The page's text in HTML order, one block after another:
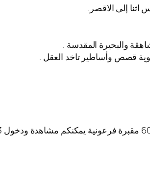
اثنا إلى الاقصر.
والبحيرة المقدسة .
قصص وأساطير تاخد العقل .